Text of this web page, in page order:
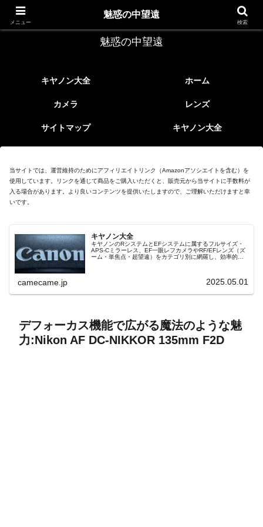
レトロなEFレンズ
魅惑の中望遠
キヤノン大全 ホーム
カメラ レンズ
サイトマップ キヤノン大全
当サイトでは、運営維持のためにアフィリエイトリンク（Amazonアソシエイトを含む）を
使用しています。リンクを通じて商品をご購入いただくと、販売元から当サイトに手数料が
入る場合があります。より良いコンテンツを提供いたしますので、ご理解いただけますと幸
いです。
キヤノン大全
キヤノンのRシステムとEFシステムに属するフルサイズ・
APS-Cミラーレス、EF一眼レフカメラやRF/EFレンズ（ズ
ーム・単焦点・超望遠）をカテゴリ別に網羅し、効率的に
camecame.jp 2025.05.01
デフォーカス機能で広がる魔法のような魅
力:Nikon AF DC-NIKKOR 135mm F2D
メニュー
魅惑の中望遠
検索